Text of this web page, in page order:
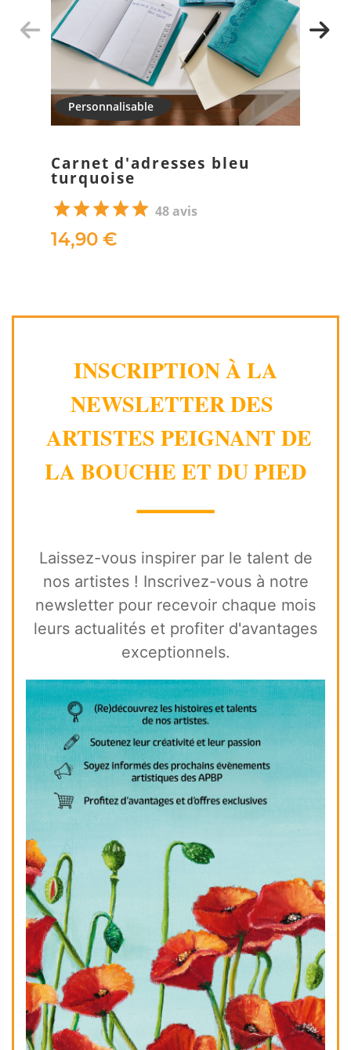
Carnet d'adresses bleu
turquoise
48 avis
14,90 €
INSCRIPTION À LA
NEWSLETTER DES
ARTISTES PEIGNANT DE
LA BOUCHE ET DU PIED
⸻
Laissez-vous inspirer par le talent de
nos artistes ! Inscrivez-vous à notre
newsletter pour recevoir chaque mois
leurs actualités et profiter d'avantages
exceptionnels.